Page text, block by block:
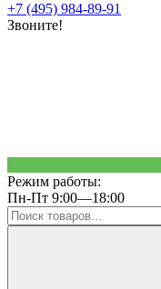
+7 (495) 984-89-91
Звоните!
Режим работы:
Пн-Пт 9:00—18:00